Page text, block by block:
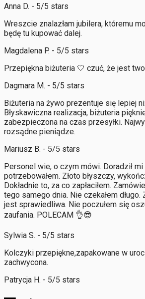
Anna D. - 5/5 stars
Wreszcie znalazłam jubilera, któremu
będę tu kupować dalej.
Magdalena P. - 5/5 stars
Przepiękna biżuteria 🤍 czuć, że jest
Dagmara M. - 5/5 stars
Biżuteria na żywo prezentuje się lepiej
Błyskawiczna realizacja, biżuteria
zabezpieczona na czas przesyłki.
rozsądne pieniądze.
Mariusz B. - 5/5 stars
Personel wie, o czym mówi. Doradził
potrzebowałem. Złoto błyszczy,
Dokładnie to, za co zapłaciłem.
tego samego dnia. Nie czekałem długo.
jest sprawiedliwa. Nie poczułem się
zaufania. POLECAM 👌😎
Sylwia S. - 5/5 stars
Kolczyki przepiękne,zapakowane w
zachwycona.
Patrycja H. - 5/5 stars